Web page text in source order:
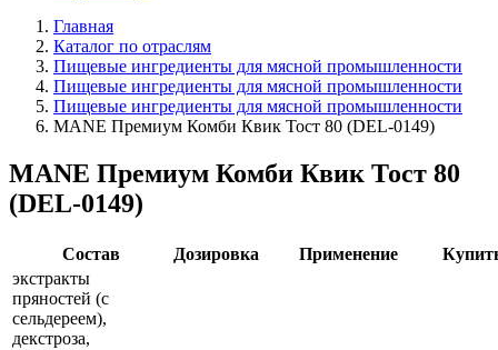
Главная
Каталог по отраслям
Пищевые ингредиенты для мясной промышленности
Пищевые ингредиенты для мясной промышленности
Пищевые ингредиенты для мясной промышленности
MANE Премиум Комби Квик Тост 80 (DEL-0149)
MANE Премиум Комби Квик Тост 80
(DEL-0149)
Состав Дозировка Применение
экстракты
пряностей (с
сельдереем),
декстроза,